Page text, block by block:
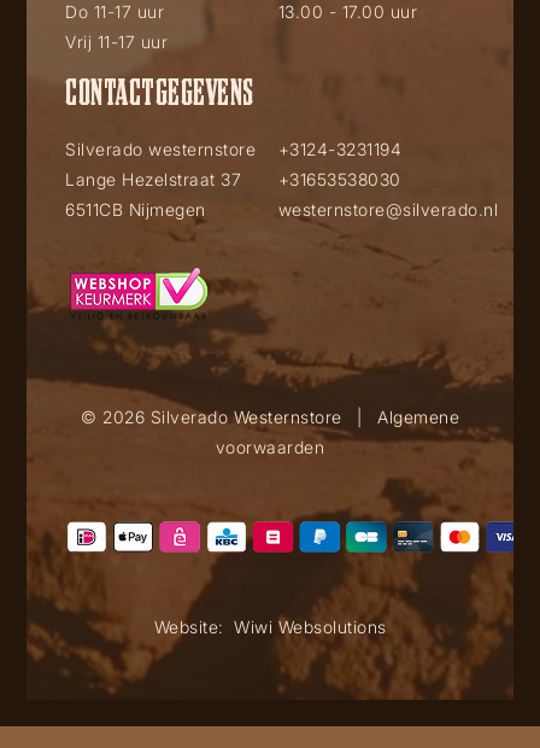
Do 11-17 uur
Vrij 11-17 uur
13.00 - 17.00 uur
CONTACTGEGEVENS
Silverado westernstore
Lange Hezelstraat 37
6511CB Nijmegen
+3124-3231194
+31653538030
westernstore@silverado.nl
© 2026 Silverado Westernstore
Algemene
voorwaarden
Website: Wiwi Websolutions